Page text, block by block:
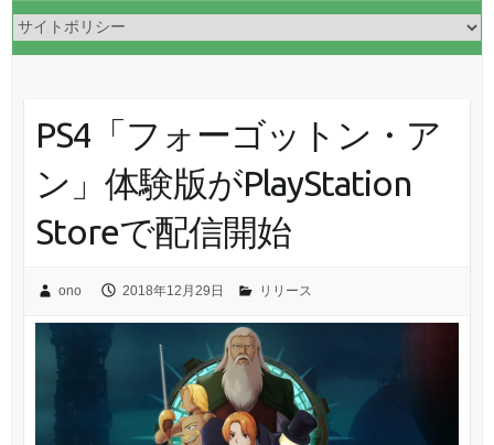
PS4「フォーゴットン・ア
ン」体験版がPlayStation
Storeで配信開始
ono 2018年12月29日 リリース